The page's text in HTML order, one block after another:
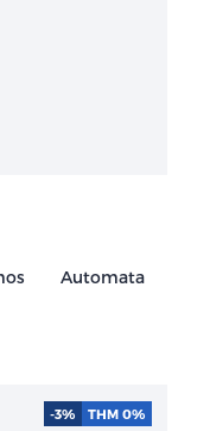
Automata
-3% THM 0%